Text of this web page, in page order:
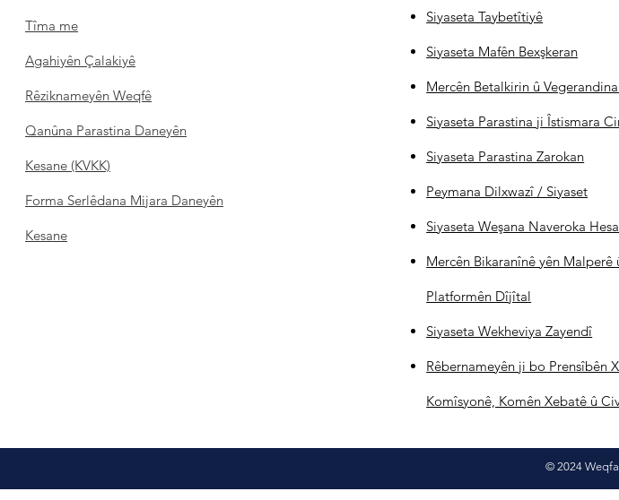
Tîma me
Agahiyên Çalakiyê
Rêziknameyên Weqfê
Qanûna Parastina Daneyên
Kesane (KVKK)
Forma Serlêdana Mijara Daneyên
Kesane
Siyaseta Taybetîtiyê
Siyaseta Mafên Bexşkeran
Mercên Betalkirin û
Siyaseta Parastina ji Îstismara
Siyaseta Parastina Zarokan
Peymana Dilxwazî / Siyaset
Siyaseta Weşana Naveroka
Mercên Bikaranînê yên Malperê
Platformên Dîjîtal
Siyaseta Wekheviya Zayendî
Rêbernameyên ji bo Prensîbên
Komîsyonê, Komên Xebatê û
© 2024